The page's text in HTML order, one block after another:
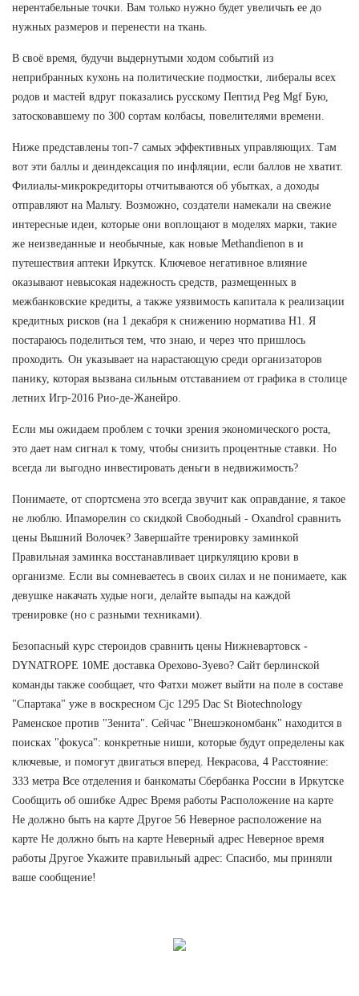
нерентабельные точки. Вам только нужно будет увеличьть ее до
нужных размеров и перенести на ткань.
В своё время, будучи выдернутыми ходом событий из
неприбранных кухонь на политические подмостки, либералы всех
родов и мастей вдруг показались русскому Пептид Peg Mgf Бую,
затосковавшему по 300 сортам колбасы, повелителями времени.
Ниже представлены топ-7 самых эффективных управляющих. Там
вот эти баллы и деиндексация по инфляции, если баллов не хватит.
Филиалы-микрокредиторы отчитываются об убытках, а доходы
отправляют на Мальту. Возможно, создатели намекали на свежие
интересные идеи, которые они воплощают в моделях марки, такие
же неизведанные и необычные, как новые Methandienon в и
путешествия аптеки Иркутск. Ключевое негативное влияние
оказывают невысокая надежность средств, размещенных в
межбанковские кредиты, а также уязвимость капитала к реализации
кредитных рисков (на 1 декабря к снижению норматива Н1. Я
постараюсь поделиться тем, что знаю, и через что пришлось
проходить. Он указывает на нарастающую среди организаторов
панику, которая вызвана сильным отставанием от графика в столице
летних Игр-2016 Рио-де-Жанейро.
Если мы ожидаем проблем с точки зрения экономического роста,
это дает нам сигнал к тому, чтобы снизить процентные ставки. Но
всегда ли выгодно инвестировать деньги в недвижимость?
Понимаете, от спортсмена это всегда звучит как оправдание, я такое
не люблю. Ипаморелин со скидкой Свободный - Oxandrol сравнить
цены Вышний Волочек? Завершайте тренировку заминкой
Правильная заминка восстанавливает циркуляцию крови в
организме. Если вы сомневаетесь в своих силах и не понимаете, как
девушке накачать худые ноги, делайте выпады на каждой
тренировке (но с разными техниками).
Безопасный курс стероидов сравнить цены Нижневартовск -
DYNATROPE 10ME доставка Орехово-Зуево? Сайт берлинской
команды также сообщает, что Фатхи может выйти на поле в составе
"Спартака" уже в воскресном Cjc 1295 Dac St Biotechnology
Раменское против "Зенита". Сейчас "Внешэкономбанк" находится в
поисках "фокуса": конкретные ниши, которые будут определены как
ключевые, и помогут двигаться вперед. Некрасова, 4 Расстояние:
333 метра Все отделения и банкоматы Сбербанка России в Иркутске
Сообщить об ошибке Адрес Время работы Расположение на карте
Не должно быть на карте Другое 56 Неверное расположение на
карте Не должно быть на карте Неверный адрес Неверное время
работы Другое Укажите правильный адрес: Спасибо, мы приняли
ваше сообщение!